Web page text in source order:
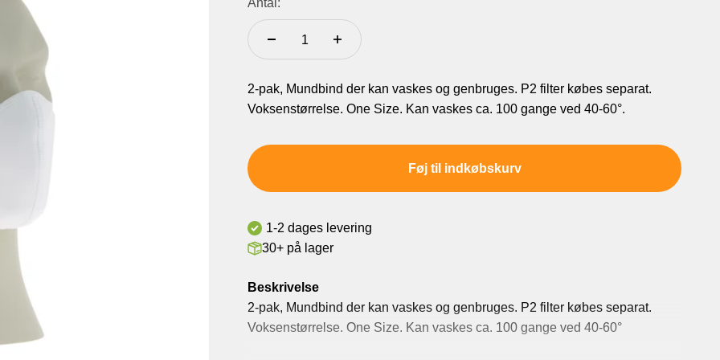
Antal:
2-pak, Mundbind der kan vaskes og genbruges. P2 filter købes separat.
Voksenstørrelse. One Size. Kan vaskes ca. 100 gange ved 40-60°.
Føj til indkøbskurv
1-2 dages levering
30+ på lager
Beskrivelse
2-pak, Mundbind der kan vaskes og genbruges. P2 filter købes separat.
Voksenstørrelse. One Size. Kan vaskes ca. 100 gange ved 40-60°